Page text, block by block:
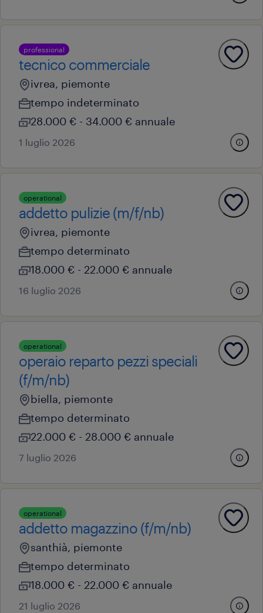
professional
tecnico commerciale
ivrea, piemonte
tempo indeterminato
28.000 € - 34.000 € annuale
1 luglio 2026
operational
addetto pulizie (m/f/nb)
ivrea, piemonte
tempo determinato
18.000 € - 22.000 € annuale
16 luglio 2026
operational
operaio reparto pezzi speciali
(f/m/nb)
biella, piemonte
tempo determinato
22.000 € - 28.000 € annuale
7 luglio 2026
operational
addetto magazzino (f/m/nb)
santhià, piemonte
tempo determinato
18.000 € - 22.000 € annuale
21 luglio 2026